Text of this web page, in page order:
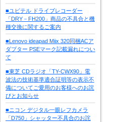
■ユピテル ドライブレコーダー
「DRY－FH200」商品の不具合と機
種交換に関するご案内
■Lenovo ideapad Miix 320同梱ACア
ダプター PSEマーク記載漏れについ
て
■東芝 CDラジオ「TY-CWX90」電
波法の技術基準適合証明等の表示不
備についてご愛用のお客様へのお詫
びとお知らせ
■ニコン デジタル一眼レフカメラ
「D750」シャッター不具合のお詫